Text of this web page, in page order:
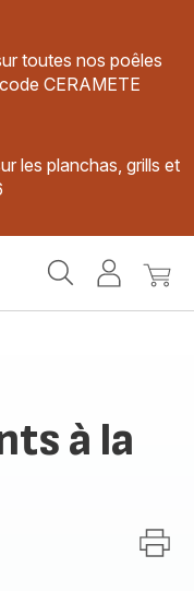
toutes nos poêles
CERAMETE
les planchas, grills et
MonMon
à la